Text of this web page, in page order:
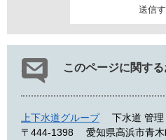
このページに関す
上下水道グループ
下水道 管理
〒444-1398
愛知県高浜市青